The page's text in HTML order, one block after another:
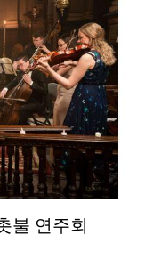
불 연주회